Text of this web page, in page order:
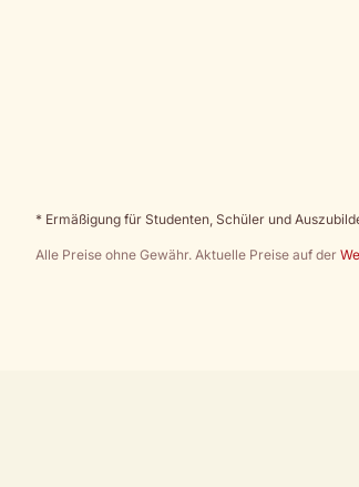
* Ermäßigung für Studenten, Schüler und
Alle Preise ohne Gewähr. Aktuelle Preise auf der